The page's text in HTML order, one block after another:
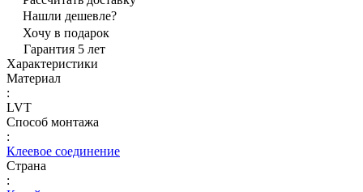
Нашли дешевле?
Хочу в подарок
Гарантия 5 лет
Характеристики
Материал
:
LVT
Способ монтажа
:
Клеевое соединение
Страна
: